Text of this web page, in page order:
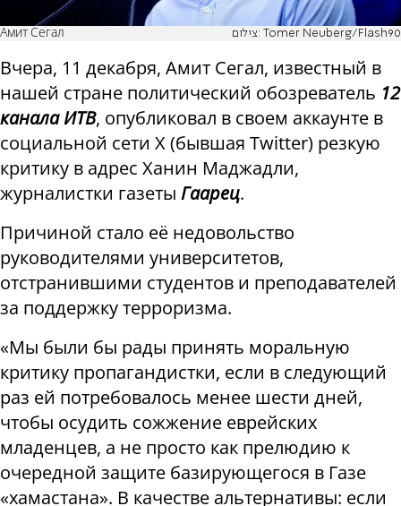
Амит Сегал צילום: Tomer Neuberg/Flash90
Вчера, 11 декабря, Амит Сегал, известный в
нашей стране политический обозреватель 12
канала ИТВ, опубликовал в своем аккаунте в
социальной сети X (бывшая Twitter) резкую
критику в адрес Ханин Маджадли,
журналистки газеты Гаарец.
Причиной стало её недовольство
руководителями университетов,
отстранившими студентов и преподавателей
за поддержку терроризма.
«Мы были бы рады принять моральную
критику пропагандистки, если в следующий
раз ей потребовалось менее шести дней,
чтобы осудить сожжение еврейских
младенцев, а не просто как прелюдию к
очередной защите базирующегося в Газе
«хамастана». В качестве альтернативы: если